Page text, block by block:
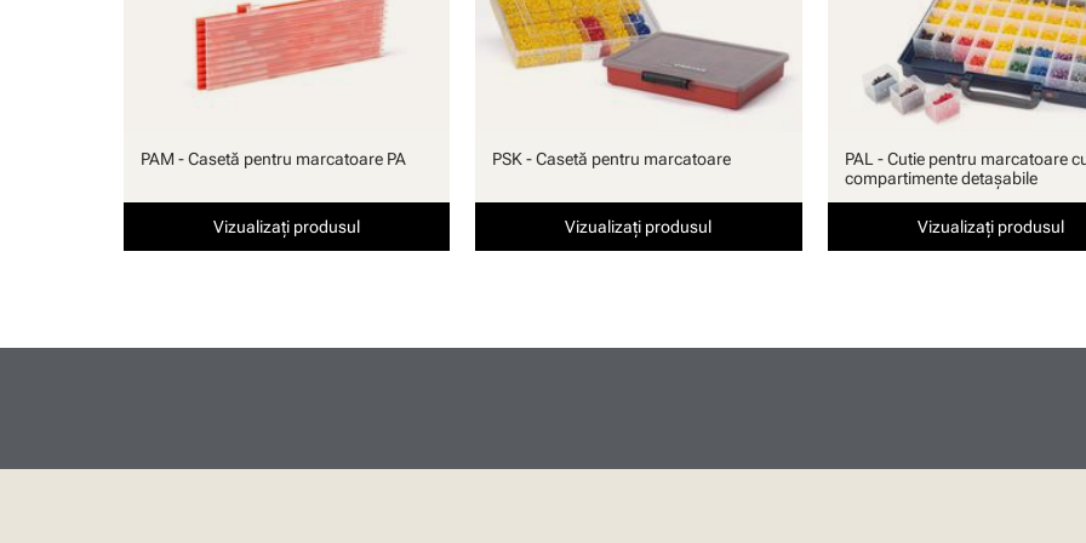
PAM - Casetă pentru marcatoare PA
Vizualizați produsul
PSK - Casetă pentru marcatoare
Vizualizați produsul
PAL - Cutie pentru marcatoare
compartimente detaşabile
Vizualizați produsul